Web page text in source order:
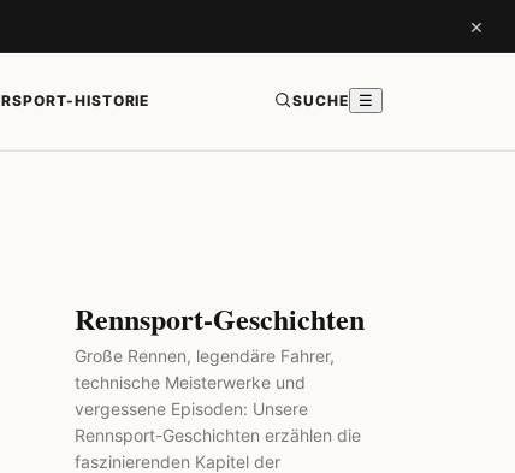
×
HISTORIE SUCHE ☰
Rennsport-Geschichten
Große Rennen, legendäre Fahrer,
technische Meisterwerke und
vergessene Episoden: Unsere
Rennsport-Geschichten erzählen die
faszinierenden Kapitel der